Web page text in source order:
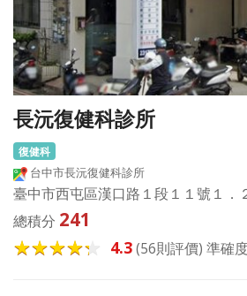
長沅復健科診所
復健科
台中市長沅復健科診所
臺中市西屯區漢口路１段１１號１．
總積分 241
4.3(56則評價) 準確